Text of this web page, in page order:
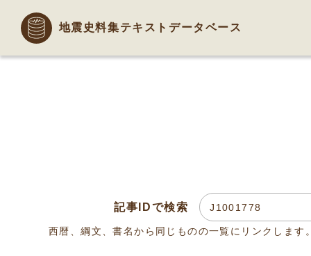
地震史料集テキストデータベース
記事IDで検索
西暦、綱文、書名から同じものの一覧にリンクします